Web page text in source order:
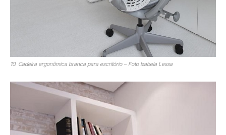
10. Cadeira ergonômica branca para escritório – Foto Izabela Lessa